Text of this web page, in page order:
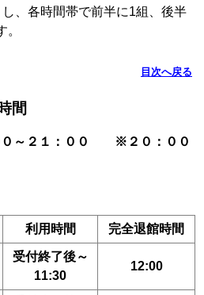
、各時間帯で前半に1組、後半
目次へ戻る
間
０～２１：００ ※２０：００
利用時間 完全退館時間
受付終了後～
11:30
12:00